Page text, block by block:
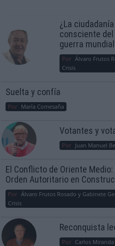
¿La
consciente
guerra
Por Álvaro Frutos
Crisis
Suelta y confía
Por María Comesaña
Votantes y
Por Juan Manuel
El Conflicto de Oriente Medio:
Orden Autoritario en
Por Álvaro Frutos Rosado y Gabinete
Crisis
Reconquista
Por Carlos Miranda